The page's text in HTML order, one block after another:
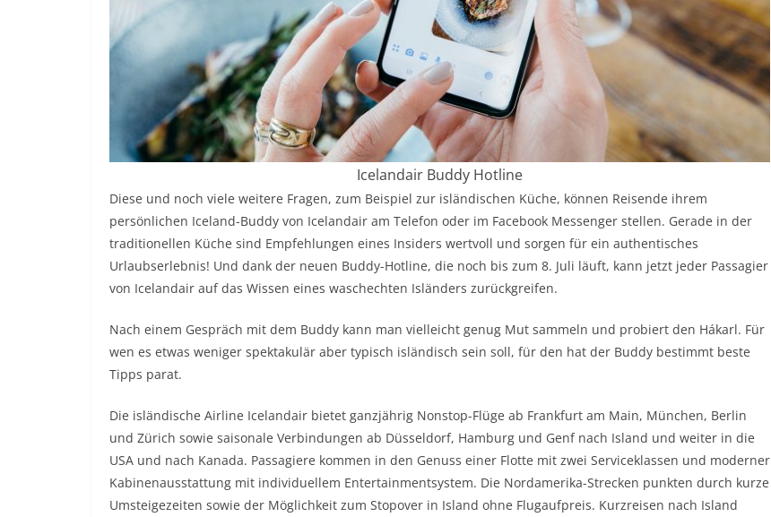
Icelandair Buddy Hotline
Diese und noch viele weitere Fragen, zum Beispiel zur isländischen Küche, können Reisende ihrem
persönlichen Iceland-Buddy von Icelandair am Telefon oder im Facebook Messenger stellen. Gerade in der
traditionellen Küche sind Empfehlungen eines Insiders wertvoll und sorgen für ein authentisches
Urlaubserlebnis! Und dank der neuen Buddy-Hotline, die noch bis zum 8. Juli läuft, kann jetzt jeder Passagier
von Icelandair auf das Wissen eines waschechten Isländers zurückgreifen.
Nach einem Gespräch mit dem Buddy kann man vielleicht genug Mut sammeln und probiert den Hákarl. Für
wen es etwas weniger spektakulär aber typisch isländisch sein soll, für den hat der Buddy bestimmt beste
Tipps parat.
Die isländische Airline Icelandair bietet ganzjährig Nonstop-Flüge ab Frankfurt am Main, München, Berlin
und Zürich sowie saisonale Verbindungen ab Düsseldorf, Hamburg und Genf nach Island und weiter in die
USA und nach Kanada. Passagiere kommen in den Genuss einer Flotte mit zwei Serviceklassen und moderner
Kabinenausstattung mit individuellem Entertainmentsystem. Die Nordamerika-Strecken punkten durch kurze
Umsteigezeiten sowie der Möglichkeit zum Stopover in Island ohne Flugaufpreis. Kurzreisen nach Island